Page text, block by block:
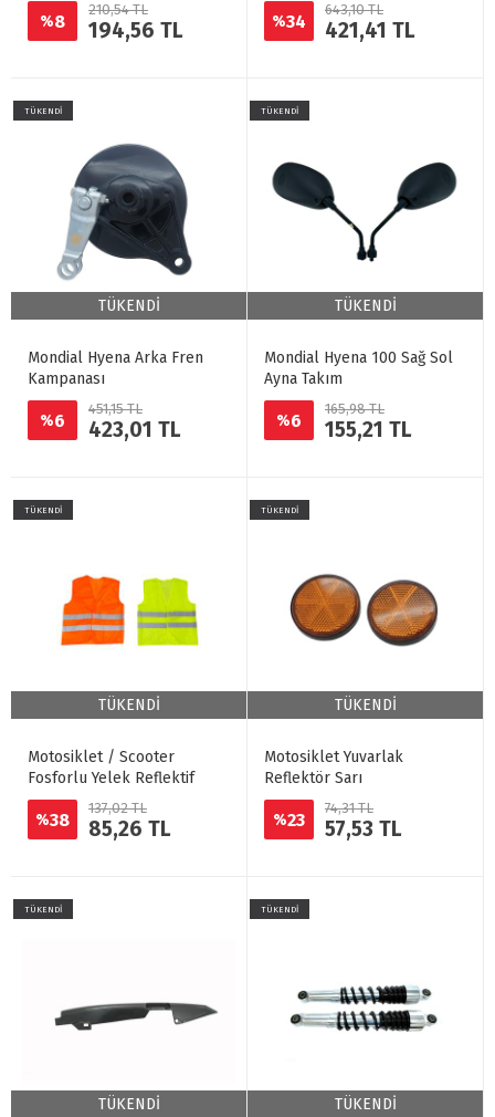
%8
210,54 TL
194,56 TL %34
643,10 TL
421,41 TL
TÜKENDİ
TÜKENDİ
Mondial Hyena Arka Fren
Kampanası
%6
451,15 TL
423,01 TL
TÜKENDİ
TÜKENDİ
Mondial Hyena 100 Sağ Sol
Ayna Takım
%6
165,98 TL
155,21 TL
TÜKENDİ
TÜKENDİ
Motosiklet / Scooter
Fosforlu Yelek Reflektif
%38
137,02 TL
85,26 TL
TÜKENDİ
TÜKENDİ
Motosiklet Yuvarlak
Reflektör Sarı
%23
74,31 TL
57,53 TL
TÜKENDİ
TÜKENDİ
TÜKENDİ
TÜKENDİ